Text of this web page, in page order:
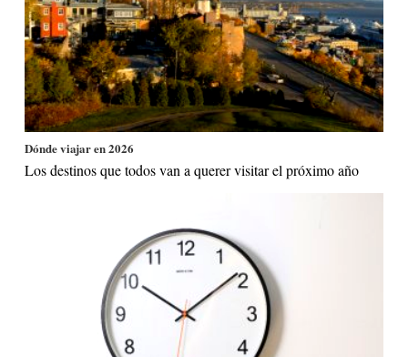
Dónde viajar en 2026
Los destinos que todos van a querer visitar el próximo año